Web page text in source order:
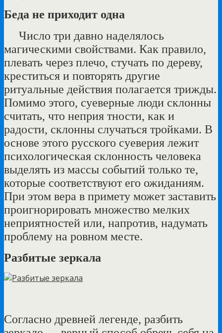
Беда не приходит одна
Число три давно наделялось
магическими свойствами. Как правило,
плевать через плечо, стучать по дереву,
креститься и повторять другие
ритуальные действия полагается трижды.
Помимо этого, суеверные люди склонны
считать, что неприя тности, как и
радости, склонны случаться тройками. В
основе этого русского суеверия лежит
психологическая склонность человека
выделять из массы событий только те,
которые соответствуют его ожиданиям.
При этом вера в примету может заставить
проигнорировать множество мелких
неприятностей или, напротив, надумать
проблему на ровном месте.
Разбитые зеркала
Согласно древней легенде, разбить